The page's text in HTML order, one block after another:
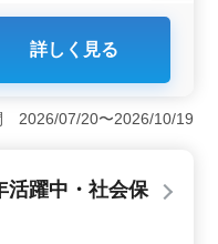
木施工管理経験5年以
件に携わり、経験豊
労働環境が整ってい
負担も軽減できま
フレッシュ休暇制
やすい環境で、ワー
詳しく見る
2026/07/20〜2026/10/19
活躍中・社会保